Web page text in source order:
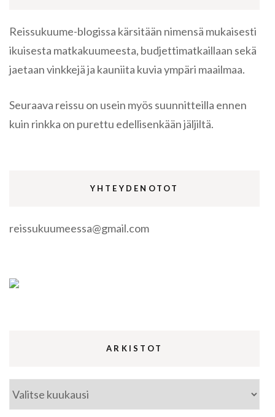
Reissukuume-blogissa kärsitään nimensä mukaisesti
ikuisesta matkakuumeesta, budjettimatkaillaan sekä
jaetaan vinkkejä ja kauniita kuvia ympäri maailmaa.
Seuraava reissu on usein myös suunnitteilla ennen
kuin rinkka on purettu edellisenkään jäljiltä.
YHTEYDENOTOT
reissukuumeessa@gmail.com
ARKISTOT
Arkistot